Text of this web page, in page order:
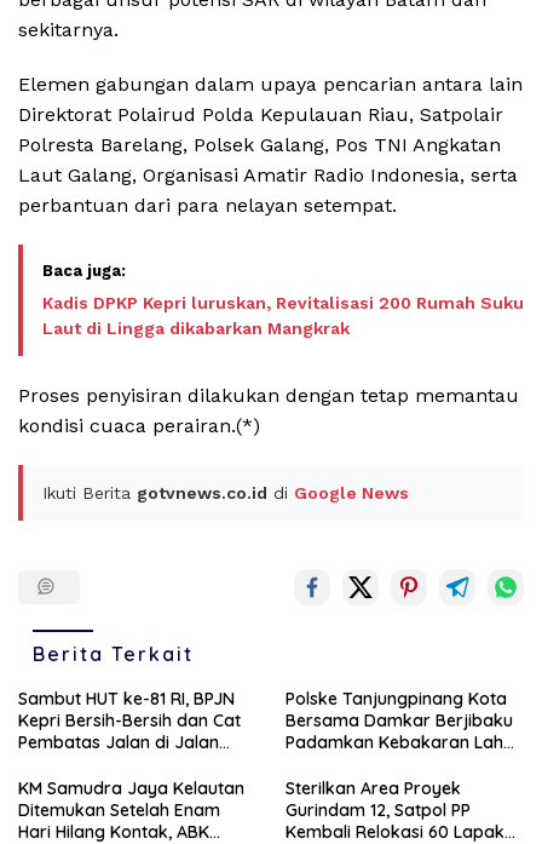
sekitarnya.
Elemen gabungan dalam upaya pencarian antara lain
Direktorat Polairud Polda Kepulauan Riau, Satpolair
Polresta Barelang, Polsek Galang, Pos TNI Angkatan
Laut Galang, Organisasi Amatir Radio Indonesia, serta
perbantuan dari para nelayan setempat.
Kadis DPKP Kepri luruskan, Revitalisasi 200 Rumah Suku
Laut di Lingga dikabarkan Mangkrak
Proses penyisiran dilakukan dengan tetap memantau
kondisi cuaca perairan.(*)
Ikuti Berita gotvnews.co.id di Google News
Berita Terkait
Sambut HUT ke-81 RI, BPJN
Kepri Bersih-Bersih dan Cat
Pembatas Jalan di Jalan
Tanjungpinang
Polske Tanjungpinang Kota
Bersama Damkar Berjibaku
Padamkan Kebakaran Lahan
KM Samudra Jaya Kelautan
Ditemukan Setelah Enam
Hari Hilang Kontak, ABK
Sterilkan Area Proyek
Gurindam 12, Satpol PP
Kembali Relokasi 60 Lapak